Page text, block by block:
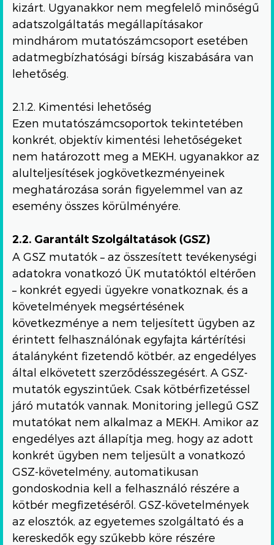
kizárt. Ugyanakkor nem megfelelő minőségű
adatszolgáltatás megállapításakor
mindhárom mutatószámcsoport esetében
adatmegbízhatósági bírság kiszabására van
lehetőség.
2.1.2. Kimentési lehetőség
Ezen mutatószámcsoportok tekintetében
konkrét, objektív kimentési lehetőségeket
nem határozott meg a MEKH, ugyanakkor az
alulteljesítések jogkövetkezményeinek
meghatározása során figyelemmel van az
esemény összes körülményére.
2.2. Garantált Szolgáltatások (GSZ)
A GSZ mutatók – az összesített tevékenységi
adatokra vonatkozó ÜK mutatóktól eltérően
– konkrét egyedi ügyekre vonatkoznak, és a
követelmények megsértésének
következménye a nem teljesített ügyben az
érintett felhasználónak egyfajta kártérítési
átalányként fizetendő kötbér, az engedélyes
által elkövetett szerződésszegésért. A GSZ-
mutatók egyszintűek. Csak kötbérfizetéssel
járó mutatók vannak. Monitoring jellegű GSZ
mutatókat nem alkalmaz a MEKH. Amikor az
engedélyes azt állapítja meg, hogy az adott
konkrét ügyben nem teljesült a vonatkozó
GSZ-követelmény, automatikusan
gondoskodnia kell a felhasználó részére a
kötbér megfizetéséről. GSZ-követelmények
az elosztók, az egyetemes szolgáltató és a
kereskedők egy szűkebb köre részére